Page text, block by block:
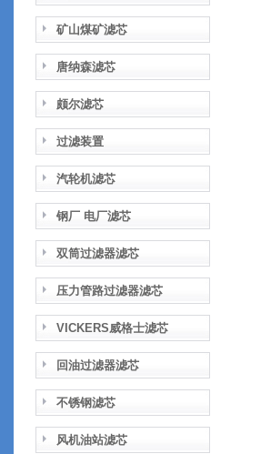
矿山煤矿滤芯
唐纳森滤芯
颇尔滤芯
过滤装置
汽轮机滤芯
钢厂 电厂滤芯
双筒过滤器滤芯
压力管路过滤器滤芯
VICKERS威格士滤芯
回油过滤器滤芯
不锈钢滤芯
风机油站滤芯